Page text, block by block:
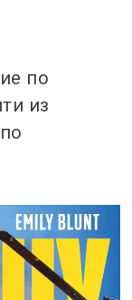
по
из